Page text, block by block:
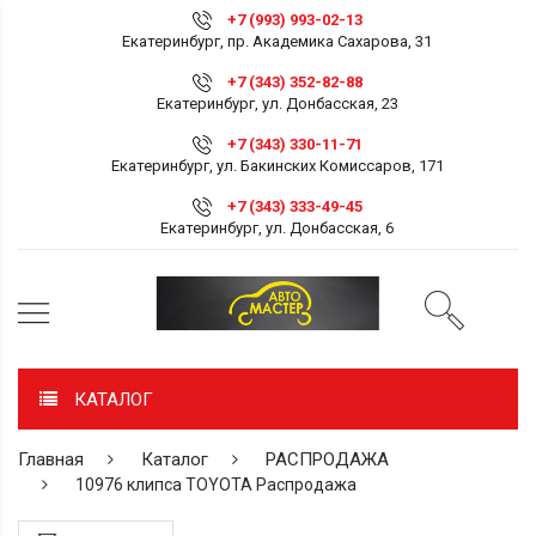
+7 (993) 993-02-13
Екатеринбург, пр. Академика Сахарова, 31
+7 (343) 352-82-88
Екатеринбург, ул. Донбасская, 23
+7 (343) 330-11-71
Екатеринбург, ул. Бакинских Комиссаров, 171
+7 (343) 333-49-45
Екатеринбург, ул. Донбасская, 6
КАТАЛОГ
Главная Каталог РАСПРОДАЖА
10976 клипса TOYOTA Распродажа